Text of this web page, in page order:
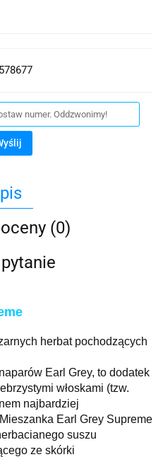
(0)
herbat pochodzących
Earl Grey, to dodatek
włoskami (tzw.
najbardziej
Earl Grey Supreme
suszu
ze skórki